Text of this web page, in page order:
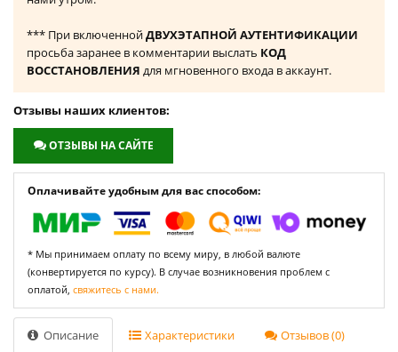
*** При включеннойДВУХЭТАПНОЙ АУТЕНТИФИКАЦИИ
просьба заранее в комментарии выслать КОД
ВОССТАНОВЛЕНИЯ для мгновенного входа в аккаунт.
Отзывы наших клиентов:
ОТЗЫВЫ НА САЙТЕ
Оплачивайте удобным для вас способом:
* Мы принимаем оплату по всему миру, в любой валюте
(конвертируется по курсу). В случае возникновения проблем с
оплатой, свяжитесь с нами.
Описание Характеристики Отзывов (0)